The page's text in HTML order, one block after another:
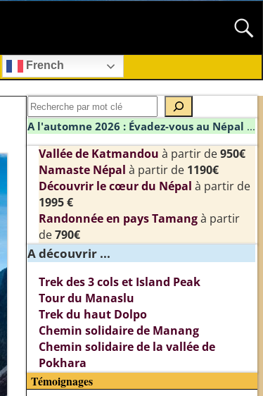
French
A l'automne 2026 : Évadez-vous au Népal ...
Vallée de Katmandou à partir de950€
Namaste Népal à partir de 1190€
Découvrir le cœur du Népal à partir de
1995 €
Randonnée en pays Tamangà partir
de790€
A découvrir ...
Trek des 3 cols et Island Peak
Tour du Manaslu
Trek du haut Dolpo
Chemin solidaire de Manang
Chemin solidaire de la vallée de
Pokhara
Témoignages